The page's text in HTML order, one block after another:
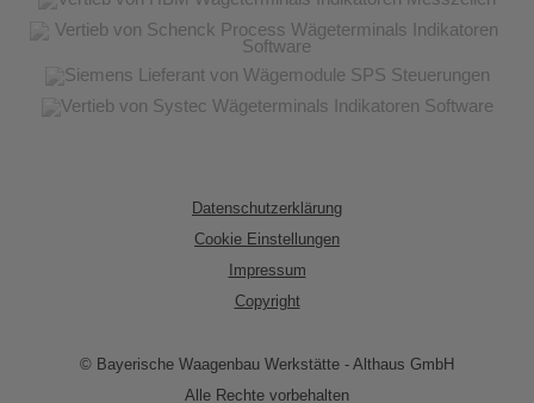
Datenschutzerklärung
Cookie Einstellungen
Impressum
Copyright
© Bayerische Waagenbau Werkstätte - Althaus GmbH
Alle Rechte vorbehalten